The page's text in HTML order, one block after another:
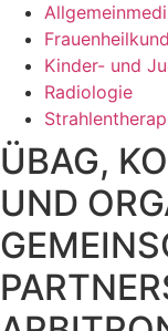
Kinder- und
Radiologie
ÜBAG,
UND